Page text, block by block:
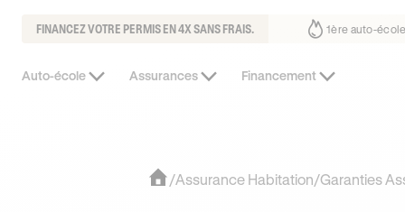
FINANCEZ VOTRE PERMIS EN 4X SANS FRAIS.
déjà confiance 30% moins chère que l’auto-école de votre
Auto-école Assurances Financement
/Assurance Habitation/Garanties